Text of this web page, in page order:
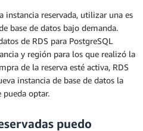
instancia reservada, utilizar una es
base de datos bajo demanda.
de RDS para PostgreSQL
y región para los que realizó la
de la reserva esté activa, RDS
instancia de base de datos la
pueda optar.
puedo